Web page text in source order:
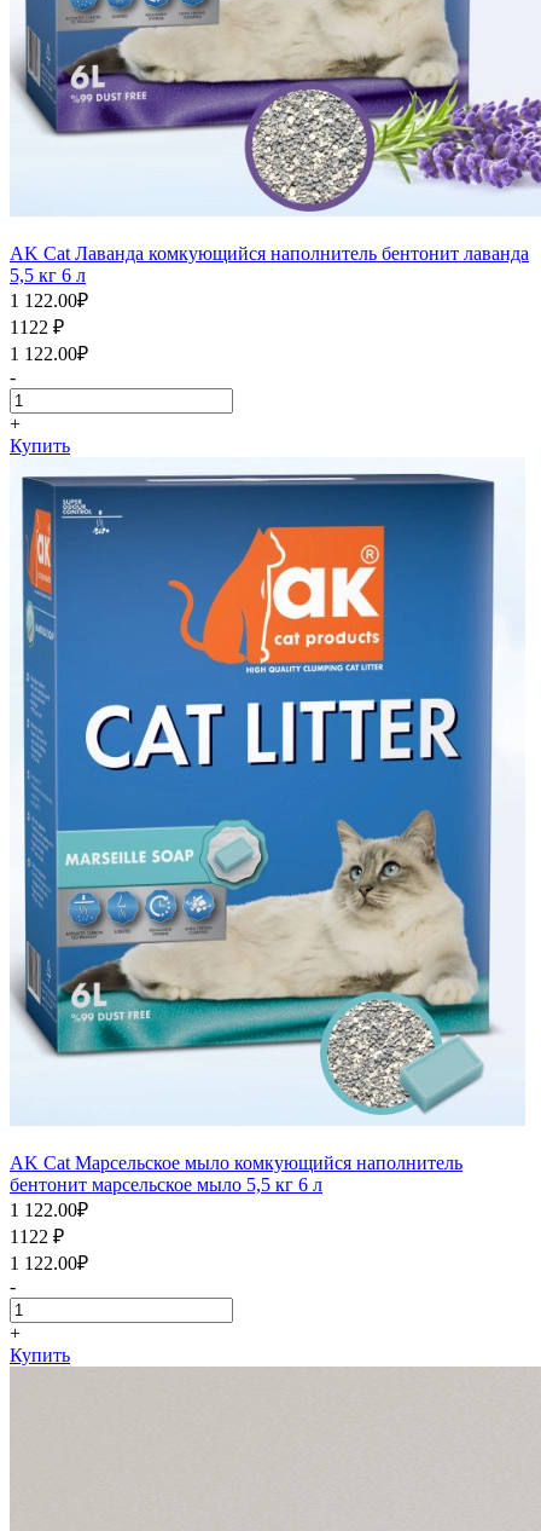
AK Cat Лаванда комкующийся наполнитель бентонит лаванда
5,5 кг 6 л
1 122.00₽
1122 ₽
1 122.00₽
-
+
Купить
AK Cat Марсельское мыло комкующийся наполнитель
бентонит марсельское мыло 5,5 кг 6 л
1 122.00₽
1122 ₽
1 122.00₽
-
+
Купить